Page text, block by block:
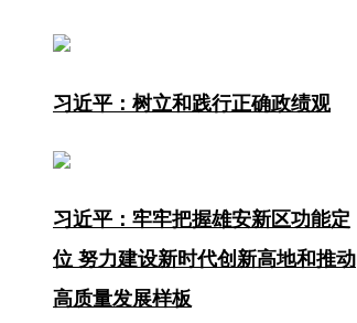
习近平：树立和践行正确政绩观
习近平：牢牢把握雄安新区功能定
位 努力建设新时代创新高地和推动
高质量发展样板